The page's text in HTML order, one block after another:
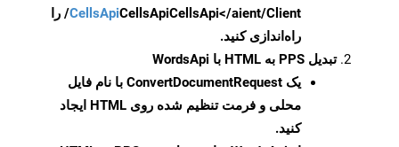
CellsApiCellsApi
CellsApi</aient/Client/ را
راه‌اندازی کنید.
تبدیل PPS به HTML با WordsApi
یک ConvertDocumentRequest با نام فایل
محلی و فرمت تنظیم شده روی HTML ایجاد
کنید.